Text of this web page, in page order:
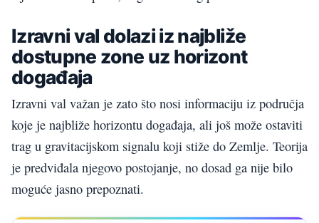
Izravni val dolazi iz najbliže
dostupne zone uz horizont
događaja
Izravni val važan je zato što nosi informaciju iz područja
koje je najbliže horizontu događaja, ali još može ostaviti
trag u gravitacijskom signalu koji stiže do Zemlje. Teorija
je predviđala njegovo postojanje, no dosad ga nije bilo
moguće jasno prepoznati.